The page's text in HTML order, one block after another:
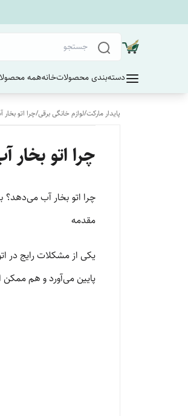
دسته‌بندی محصولاتخانههمه
پایدار مارکت/لوازم خانگی برقی/چرا اتو
چرا اتو
چرا اتو بخار آب می‌دهد؟
مقدمه
یکی از مشکلات رایج در
پایین می‌آورد و هم